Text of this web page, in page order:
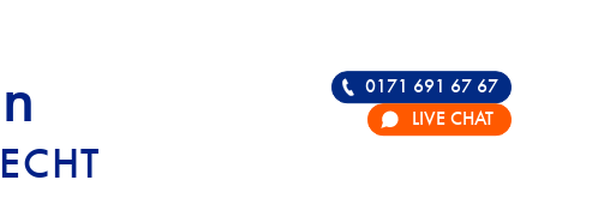
0171 691 67 67
LIVE CHAT